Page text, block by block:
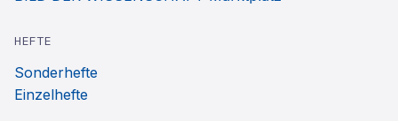
HEFTE
Sonderhefte
Einzelhefte